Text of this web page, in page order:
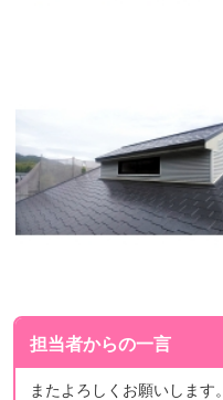
担当者からの一言
またよろしくお願いします。